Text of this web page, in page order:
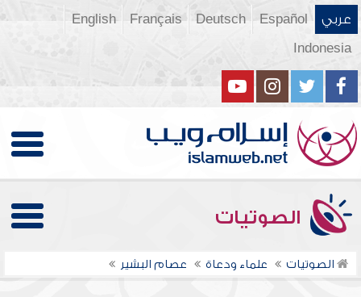
عربي Español
Deutsch
Français
English
Indonesia
الصوتيات
الصوتيات علماء ودعاة عصام البشير